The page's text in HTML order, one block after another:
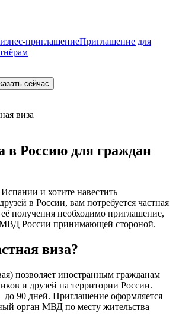
приглашениеПриглашение для
сейчас
виза
в Россию для граждан
и хотите навестить
в России, вам потребуется частная
её получения необходимо приглашение,
МВД России принимающей стороной.
виза?
позволяет иностранным гражданам
и друзей на территории России.
90 дней. Приглашение оформляется
орган МВД по месту жительства